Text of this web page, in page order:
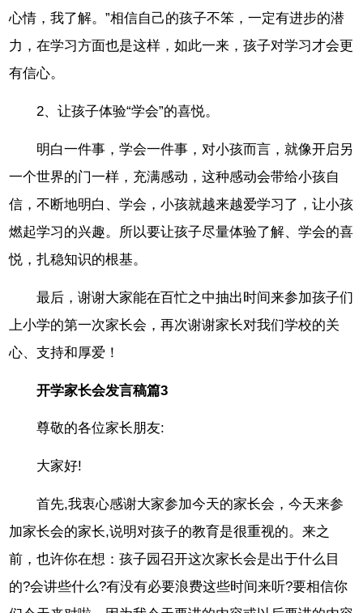
心情，我了解。”相信自己的孩子不笨，一定有进步的潜
力，在学习方面也是这样，如此一来，孩子对学习才会更
有信心。
2、让孩子体验“学会”的喜悦。
明白一件事，学会一件事，对小孩而言，就像开启另
一个世界的门一样，充满感动，这种感动会带给小孩自
信，不断地明白、学会，小孩就越来越爱学习了，让小孩
燃起学习的兴趣。所以要让孩子尽量体验了解、学会的喜
悦，扎稳知识的根基。
最后，谢谢大家能在百忙之中抽出时间来参加孩子们
上小学的第一次家长会，再次谢谢家长对我们学校的关
心、支持和厚爱！
开学家长会发言稿篇3
尊敬的各位家长朋友:
大家好!
首先,我衷心感谢大家参加今天的家长会，今天来参
加家长会的家长,说明对孩子的教育是很重视的。来之
前，也许你在想：孩子园召开这次家长会是出于什么目
的?会讲些什么?有没有必要浪费这些时间来听?要相信你